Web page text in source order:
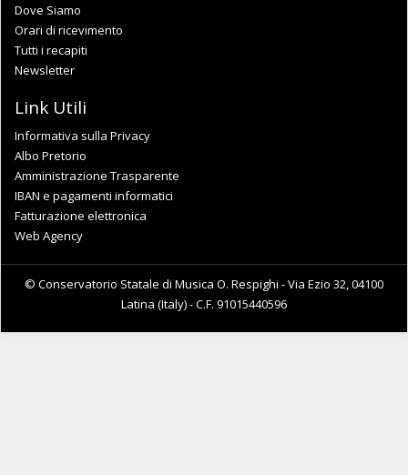
Dove Siamo
Orari di ricevimento
Tutti i recapiti
Newsletter
Link Utili
Informativa sulla Privacy
Albo Pretorio
Amministrazione Trasparente
IBAN e pagamenti informatici
Fatturazione elettronica
Web Agency
© Conservatorio Statale di Musica O. Respighi - Via Ezio 32, 04100
Latina (Italy) - C.F. 91015440596